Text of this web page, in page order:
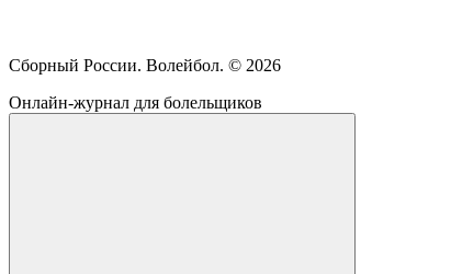
Сборный России. Волейбол. © 2026
Онлайн-журнал для болельщиков